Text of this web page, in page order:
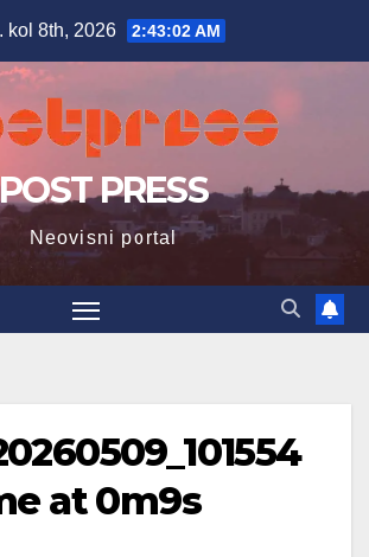
kol 8th, 2026 2:43:03 AM
POST PRESS
Neovisni portal
at 0m9s